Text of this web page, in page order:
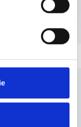
Piaseczno